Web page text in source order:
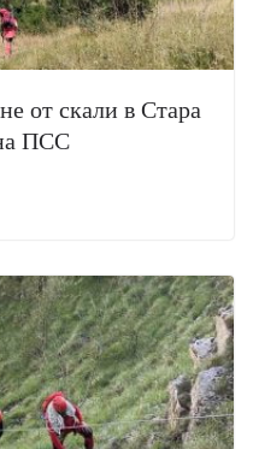
от скали в Стара
ПСС